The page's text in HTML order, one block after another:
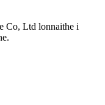
Co, Ltd lonnaithe i